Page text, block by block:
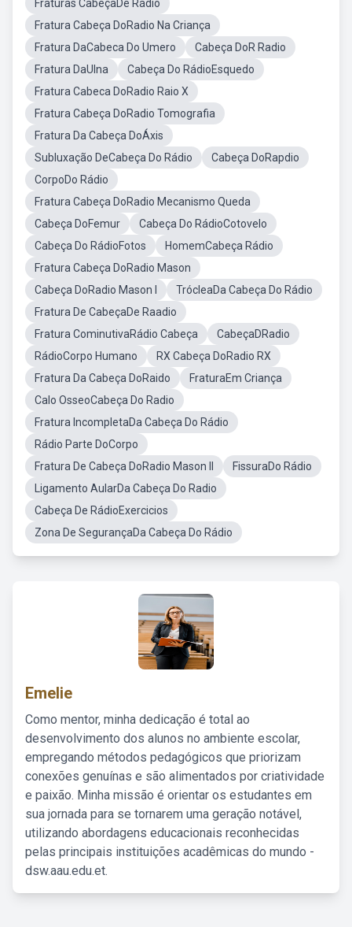
Fraturas CabeçaDe Rádio
Fratura Cabeça DoRadio Na Criança
Fratura DaCabeca Do Umero
Cabeça DoR Radio
Fratura DaUlna
Cabeça Do RádioEsquedo
Fratura Cabeca DoRadio Raio X
Fratura Cabeça DoRadio Tomografia
Fratura Da Cabeça DoÁxis
Subluxação DeCabeça Do Rádio
Cabeça DoRapdio
CorpoDo Rádio
Fratura Cabeça DoRadio Mecanismo Queda
Cabeça DoFemur
Cabeça Do RádioCotovelo
Cabeça Do RádioFotos
HomemCabeça Rádio
Fratura Cabeça DoRadio Mason
Cabeça DoRadio Mason I
TrócleaDa Cabeça Do Rádio
Fratura De CabeçaDe Raadio
Fratura CominutivaRádio Cabeça
CabeçaDRadio
RádioCorpo Humano
RX Cabeça DoRadio RX
Fratura Da Cabeça DoRaido
FraturaEm Criança
Calo OsseoCabeça Do Radio
Fratura IncompletaDa Cabeça Do Rádio
Rádio Parte DoCorpo
Fratura De Cabeça DoRadio Mason II
FissuraDo Rádio
Ligamento AularDa Cabeça Do Radio
Cabeça De RádioExercicios
Zona De SegurançaDa Cabeça Do Rádio
Emelie
Como mentor, minha dedicação é total ao
desenvolvimento dos alunos no ambiente escolar,
empregando métodos pedagógicos que priorizam
conexões genuínas e são alimentados por criatividade
e paixão. Minha missão é orientar os estudantes em
sua jornada para se tornarem uma geração notável,
utilizando abordagens educacionais reconhecidas
pelas principais instituições acadêmicas do mundo -
dsw.aau.edu.et.